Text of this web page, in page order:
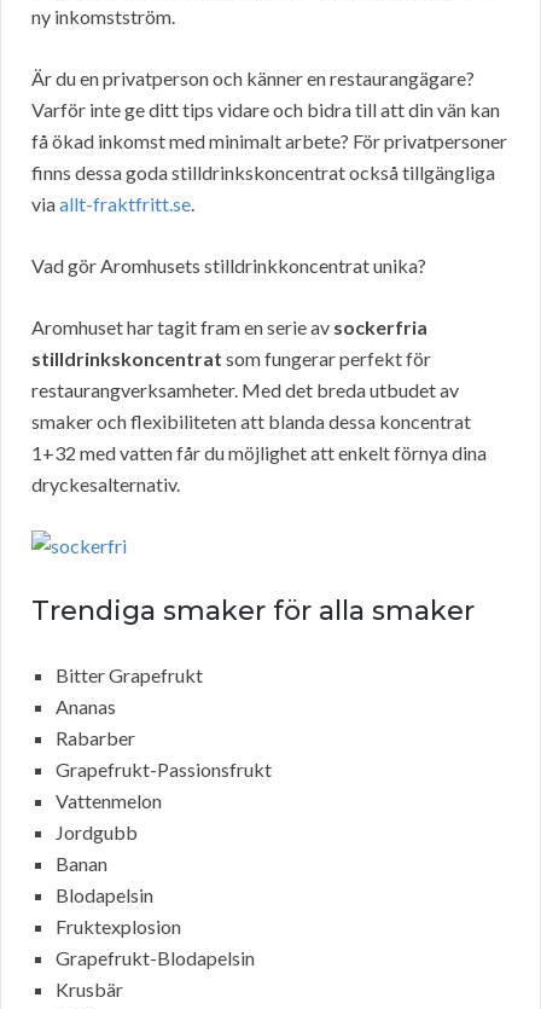
ny inkomstström.
Är du en privatperson och känner en restaurangägare?
Varför inte ge ditt tips vidare och bidra till att din vän kan
få ökad inkomst med minimalt arbete? För privatpersoner
finns dessa goda stilldrinkskoncentrat också tillgängliga
viaallt-fraktfritt.se.
Vad gör Aromhusets stilldrinkkoncentrat unika?
Aromhuset har tagit fram en serie av sockerfria
stilldrinkskoncentrat som fungerar perfekt för
restaurangverksamheter. Med det breda utbudet av
smaker och flexibiliteten att blanda dessa koncentrat
1+32 med vatten får du möjlighet att enkelt förnya dina
dryckesalternativ.
Trendiga smaker för alla smaker
Bitter Grapefrukt
Ananas
Rabarber
Grapefrukt-Passionsfrukt
Vattenmelon
Jordgubb
Banan
Blodapelsin
Fruktexplosion
Grapefrukt-Blodapelsin
Krusbär